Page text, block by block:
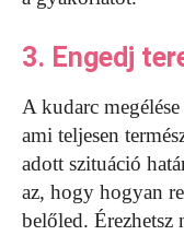
3. Engedj
A kudarc
ami teljesen
adott szituáció
az, hogy hogyan
belőled. Érezhetsz